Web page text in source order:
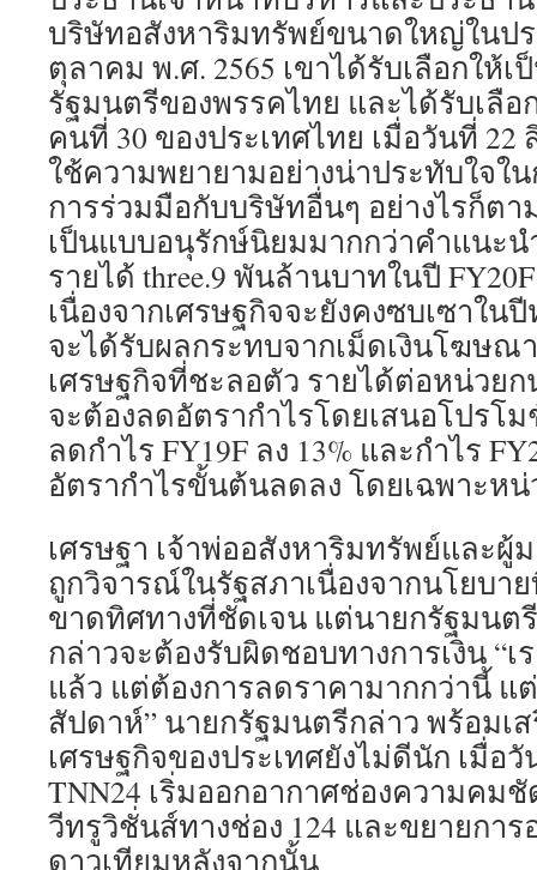
บริษัทอสังหาริมทรัพย์ขนาดใหญ่ในปร
ตุลาคม พ.ศ. 2565 เขาได้รับเลือกให้
รัฐมนตรีของพรรคไทย และได้รับเลื
คนที่ 30 ของประเทศไทย เมื่อวันที่ 22
ใช้ความพยายามอย่างน่าประทับใจใ
การร่วมมือกับบริษัทอื่นๆ อย่างไรก็ตา
เป็นแบบอนุรักษ์นิยมมากกว่าคำแนะน
รายได้ three.9 พันล้านบาทในปี
เนื่องจากเศรษฐกิจจะยังคงซบเซาใ
จะได้รับผลกระทบจากเม็ดเงินโฆษณ
เศรษฐกิจที่ชะลอตัว รายได้ต่อหน่วยก
จะต้องลดอัตรากำไรโดยเสนอโปรโ
ลดกำไร FY19F ลง 13% และกำไร
อัตรากำไรขั้นต้นลดลง โดยเฉพาะหน่
เศรษฐา เจ้าพ่ออสังหาริมทรัพย์และผู้
ถูกวิจารณ์ในรัฐสภาเนื่องจากนโยบา
ขาดทิศทางที่ชัดเจน แต่นายกรัฐมนต
กล่าวจะต้องรับผิดชอบทางการเงิน “
แล้ว แต่ต้องการลดราคามากกว่านี้ แ
สัปดาห์” นายกรัฐมนตรีกล่าว พร้อมเ
เศรษฐกิจของประเทศยังไม่ดีนัก เมื่อ
TNN24 เริ่มออกอากาศช่องความคม
วีทรูวิชั่นส์ทางช่อง 124 และขยายกา
ดาวเทียมหลังจากนั้น